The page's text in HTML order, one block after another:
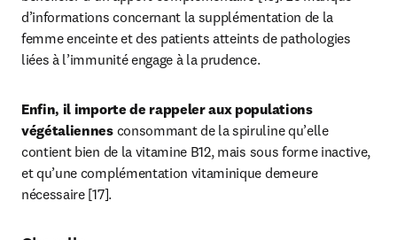
d’informations concernant la supplémentation de la
femme enceinte et des patients atteints de pathologies
liées à l’immunité engage à la prudence.
Enfin, il importe de rappeler aux populations
végétaliennes consommant de la spiruline qu’elle
contient bien de la vitamine B12, mais sous forme inactive,
et qu’une complémentation vitaminique demeure
nécessaire [17].